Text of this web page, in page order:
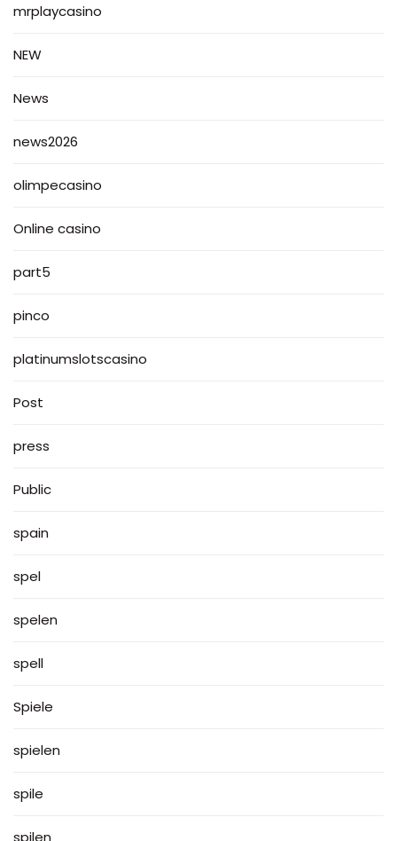
mrplaycasino
NEW
News
news2026
olimpecasino
Online casino
part5
pinco
platinumslotscasino
Post
press
Public
spain
spel
spelen
spell
Spiele
spielen
spile
spilen